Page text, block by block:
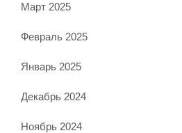
Март 2025
Февраль 2025
Январь 2025
Декабрь 2024
Ноябрь 2024